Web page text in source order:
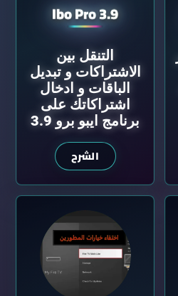
Ibo Pro 3.9
التنقل بين
الاشتراكات و تبديل
الباقات و ادخال
اشتراكاتك على
برنامج ايبو برو 3.9
الشرح